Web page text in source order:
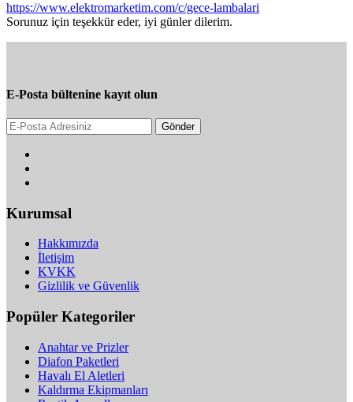
https://www.elektromarketim.com/c/gece-lambalari
Sorunuz için teşekkür eder, iyi günler dilerim.
E-Posta bültenine kayıt olun
Gönder
Kurumsal
Hakkımızda
İletişim
KVKK
Gizlilik ve Güvenlik
Popüler Kategoriler
Anahtar ve Prizler
Diafon Paketleri
Havalı El Aletleri
Kaldırma Ekipmanları